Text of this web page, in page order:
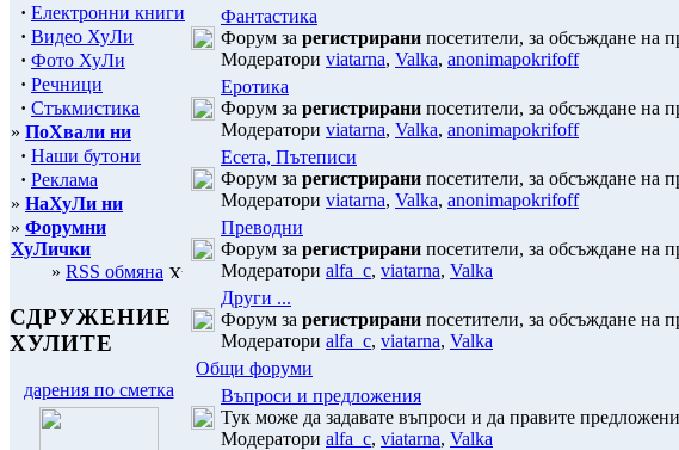
· Електронни книги
· Видео ХуЛи
· Фото ХуЛи
· Речници
· Стъкмистика
» ПоХвали ни
· Наши бутони
· Реклама
» НаХуЛи ни
» Форумни
ХуЛички
» RSS обмяна
СДРУЖЕНИЕ
ХУЛИТЕ
дарения по сметка
Фантастика
Форум за регистрирани посетители, за обсъждане на
Модератори viatarna, Valka, anonimapokrifoff
Еротика
Форум за регистрирани посетители, за обсъждане на
Модератори viatarna, Valka, anonimapokrifoff
Есета, Пътеписи
Форум за регистрирани посетители, за обсъждане на
Модератори viatarna, Valka, anonimapokrifoff
Преводни
Форум за регистрирани посетители, за обсъждане на
Модератори alfa_c, viatarna, Valka
Други ...
Форум за регистрирани посетители, за обсъждане на
Модератори alfa_c, viatarna, Valka
Общи форуми
Въпроси и предложения
Тук може да задавате въпроси и да правите
Модератори alfa_c, viatarna, Valka